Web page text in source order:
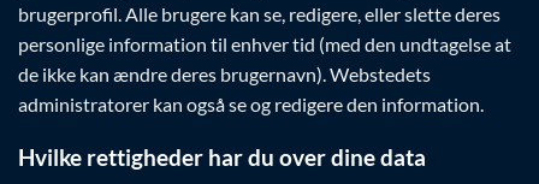
brugerprofil. Alle brugere kan se, redigere, eller slette deres
personlige information til enhver tid (med den undtagelse at
de ikke kan ændre deres brugernavn). Webstedets
administratorer kan også se og redigere den information.
Hvilke rettigheder har du over dine data